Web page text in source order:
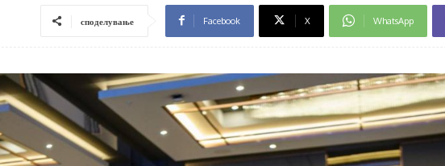
споделување Facebook X WhatsApp